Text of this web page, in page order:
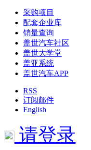
采购项目
配套企业库
销量查询
盖世汽车社区
盖世大学堂
盖亚系统
盖世汽车APP
RSS
订阅邮件
English
请登录